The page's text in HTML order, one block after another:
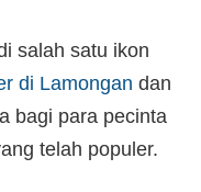
salah satu ikon
di Lamongan dan
bagi para pecinta
telah populer.